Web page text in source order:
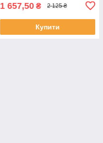
1 657,50 ₴ 2 125 ₴
Купити